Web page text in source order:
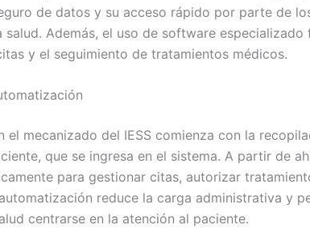
de datos y su acceso rápido por parte de
salud. Además, el uso de software especializado
y el seguimiento de tratamientos médicos.
el mecanizado del IESS comienza con la
que se ingresa en el sistema. A partir de
para gestionar citas, autorizar
reduce la carga administrativa y
centrarse en la atención al paciente.